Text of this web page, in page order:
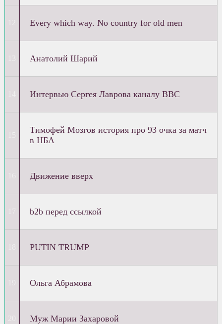
Every which way. No country for old men
Анатолий Шарий
Интервью Сергея Лаврова каналу BBC
Тимофей Мозгов история про 93 очка за матч
в НБА
Движение вверх
b2b перед ссылкой
PUTIN TRUMP
Ольга Абрамова
Муж Марии Захаровой